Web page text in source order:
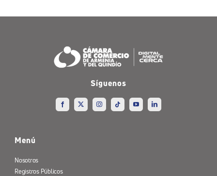
Síguenos
Menú
Nosotros
Registros Públicos